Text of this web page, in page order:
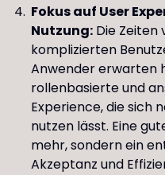
Fokus auf User
Nutzung: Die Zeiten
komplizierten
Anwender erwarten
rollenbasierte und
Experience, die sich
nutzen lässt. Eine
mehr, sondern ein
Akzeptanz und